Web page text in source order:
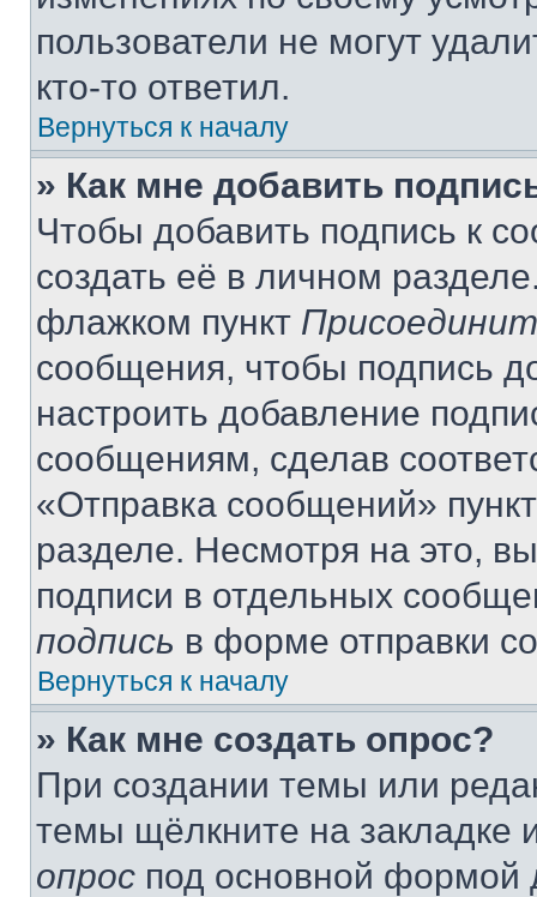
пользователи не могут
кто-то ответил.
Вернуться к началу
» Как мне добавить
Чтобы добавить подпись к
создать её в личном
флажком пункт
сообщения, чтобы подпись
настроить добавление
сообщениям, сделав
«Отправка сообщений»
разделе. Несмотря на это,
подписи в отдельных
подпись в форме отправки
Вернуться к началу
» Как мне создать опрос?
При создании темы или
темы щёлкните на
опрос под основной формой